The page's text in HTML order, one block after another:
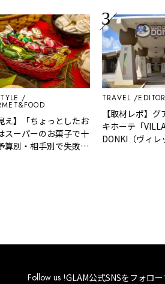
ちょっとしたお
ーのお菓子で十
相手別で失敗し
TRAVEL EDITOR'S
【取材レポ】グアム
キホーテ「VILLAGE
DONKI（ヴィレッジ
Follow us !GLAM公式SNSをフォロー